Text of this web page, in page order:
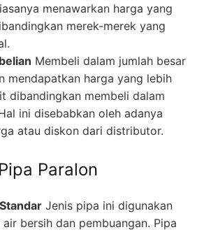
menawarkan harga yang
merek-merek yang
Membeli dalam jumlah besar
mendapatkan harga yang lebih
dibandingkan membeli dalam
ini disebabkan oleh adanya
atau diskon dari distributor.
Paralon
Jenis pipa ini digunakan
bersih dan pembuangan. Pipa